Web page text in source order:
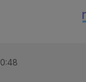
0:48